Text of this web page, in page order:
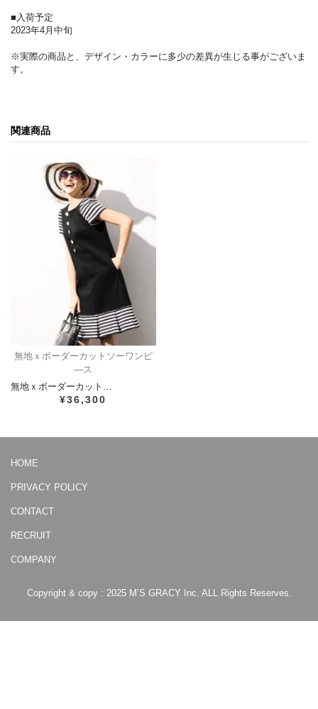
■入荷予定
2023年4月中旬
※実際の商品と、デザイン・カラーに多少の差異が生じる事がございま
す。
関連商品
無地ｘボーダーカットソーワンピ
―ス
無地ｘボーダーカット…
¥36,300
HOME
PRIVACY POLICY
CONTACT
RECRUIT
COMPANY
Copyright & copy : 2025 M’S GRACY Inc. ALL Rights Reserves.